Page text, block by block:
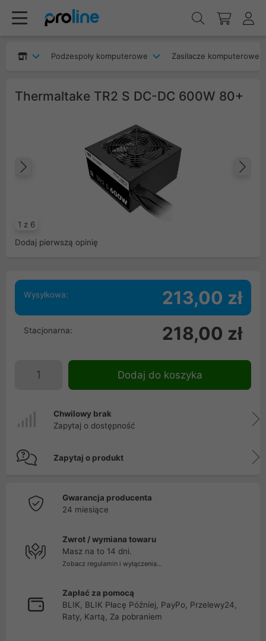
Podzespoły komputerowe Zasilacze komputerowe
Thermaltake TR2 S DC-DC 600W 80+
1 z 6
Poprzedni
Dodaj pierwszą opinię
Wysyłkowa: 213,00 zł
Stacjonarna: 218,00 zł
Dodaj do koszyka
Chwilowy brak
Zapytaj o dostępność
Zapytaj o produkt
Gwarancja producenta
24 miesiące
Zwrot / wymiana towaru
Masz na to 14 dni.
Zobacz regulamin i wyłączenia...
Zapłać za pomocą
BLIK, BLIK Płacę Później, PayPo, Przelewy24,
Raty, Kartą, Za pobraniem